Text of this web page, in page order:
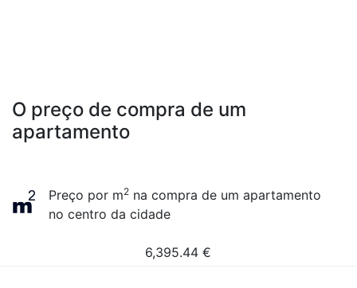
O preço de compra de um
apartamento
Preço por m2 na compra de um apartamento
no centro da cidade
6,395.44 €